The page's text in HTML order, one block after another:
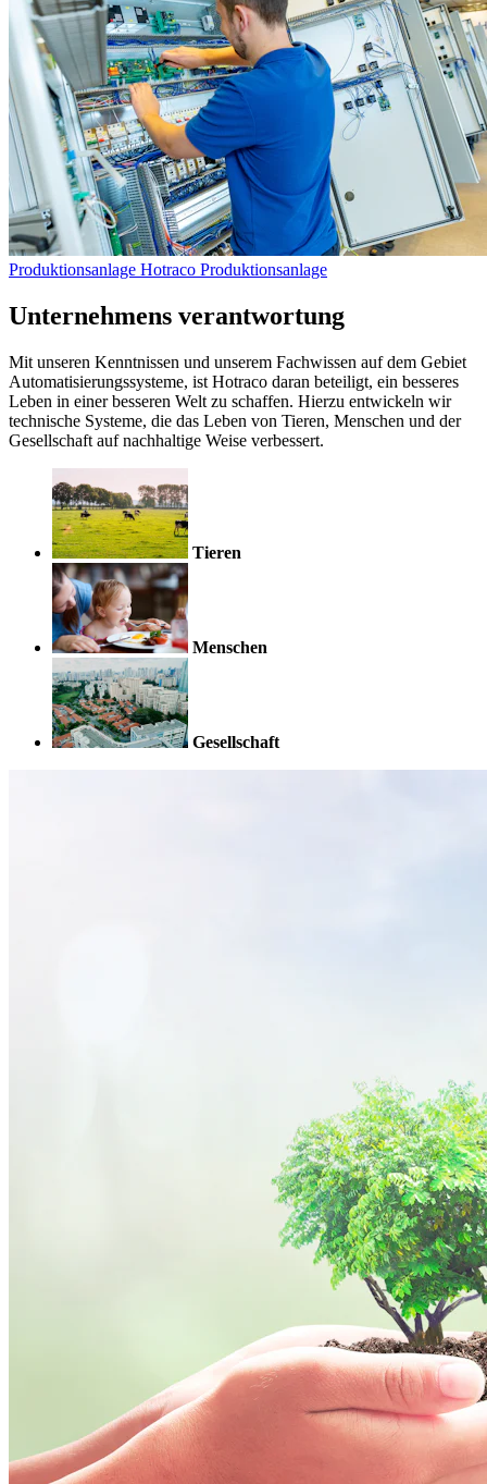
Produktionsanlage Hotraco Produktionsanlage
Unternehmens verantwortung
Mit unseren Kenntnissen und unserem Fachwissen auf dem Gebiet
Automatisierungssysteme, ist Hotraco daran beteiligt, ein besseres
Leben in einer besseren Welt zu schaffen. Hierzu entwickeln wir
technische Systeme, die das Leben von Tieren, Menschen und der
Gesellschaft auf nachhaltige Weise verbessert.
Tieren
Menschen
Gesellschaft